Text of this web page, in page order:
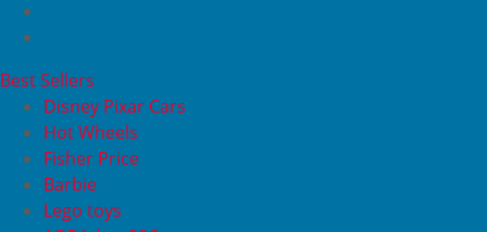
Best Sellers
Disney Pixar Cars
Hot Wheels
Fisher Price
Barbie
Lego toys